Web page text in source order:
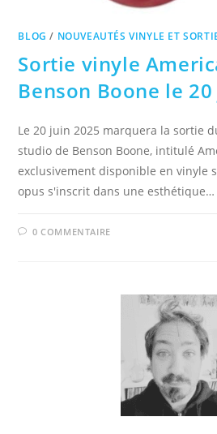
BLOG / NOUVEAUTÉS VINYLE ET
Sortie vinyle
Benson Boone le
Le 20 juin 2025 marquera la sortie
studio de Benson Boone, intitulé
exclusivement disponible en vinyle
opus s'inscrit dans une esthétique…
0 COMMENTAIRE